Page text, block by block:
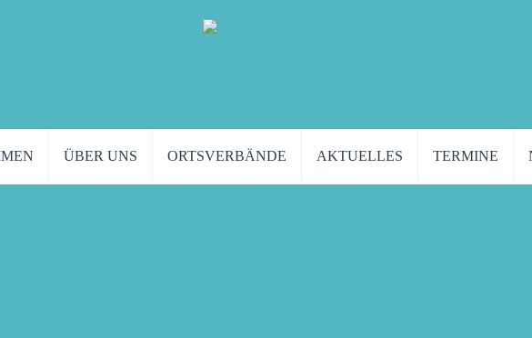
ÜBER UNS ORTSVERBÄNDE AKTUELLES TERMINE